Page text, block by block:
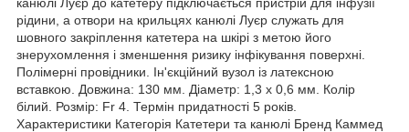
рідини, а отвори на крильцях канюлі Луєр служать для
шовного закріплення катетера на шкірі з метою його
знерухомлення і зменшення ризику інфікування поверхні.
Полімерні провідники. Ін'єкційний вузол із латексною
вставкою. Довжина: 130 мм. Діаметр: 1,3 х 0,6 мм. Колір
білий. Розмір: Fr 4. Термін придатності 5 років.
Характеристики Категорія Катетери та канюлі Бренд Каммед